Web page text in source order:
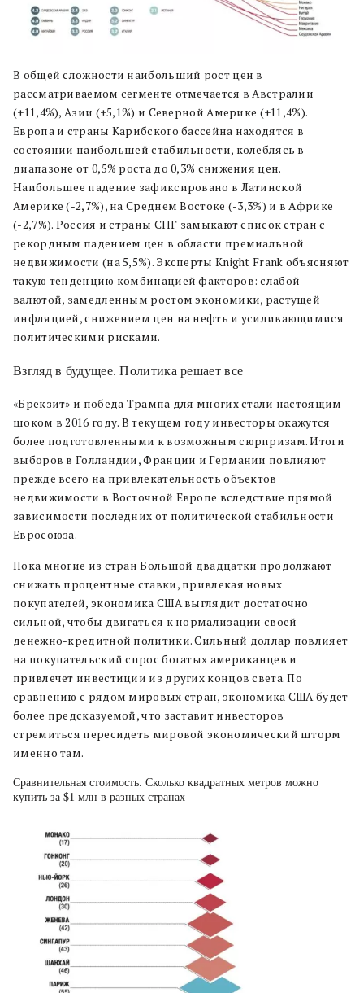
В общей сложности наибольший рост цен в
рассматриваемом сегменте отмечается в Австралии
(+11,4%), Азии (+5,1%) и Северной Америке (+11,4%).
Европа и страны Карибского бассейна находятся в
состоянии наибольшей стабильности, колеблясь в
диапазоне от 0,5% роста до 0,3% снижения цен.
Наибольшее падение зафиксировано в Латинской
Америке (-2,7%), на Среднем Востоке (-3,3%) и в Африке
(-2,7%). Россия и страны СНГ замыкают список стран с
рекордным падением цен в области премиальной
недвижимости (на 5,5%). Эксперты Knight Frank объясняют
такую тенденцию комбинацией факторов: слабой
валютой, замедленным ростом экономики, растущей
инфляцией, снижением цен на нефть и усиливающимися
политическими рисками.
Взгляд в будущее. Политика решает все
«Брекзит» и победа Трампа для многих стали настоящим
шоком в 2016 году. В текущем году инвесторы окажутся
более подготовленными к возможным сюрпризам. Итоги
выборов в Голландии, Франции и Германии повлияют
прежде всего на привлекательность объектов
недвижимости в Восточной Европе вследствие прямой
зависимости последних от политической стабильности
Евросоюза.
Пока многие из стран Большой двадцатки продолжают
снижать процентные ставки, привлекая новых
покупателей, экономика США выглядит достаточно
сильной, чтобы двигаться к нормализации своей
денежно-кредитной политики. Сильный доллар повлияет
на покупательский спрос богатых американцев и
привлечет инвестиции из других концов света. По
сравнению с рядом мировых стран, экономика США будет
более предсказуемой, что заставит инвесторов
стремиться пересидеть мировой экономический шторм
именно там.
Сравнительная стоимость. Сколько квадратных метров можно
купить за $1 млн в разных странах